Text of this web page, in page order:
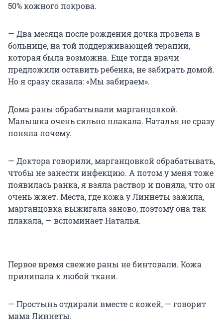
50% кожного покрова.
— Два месяца после рождения дочка провела в
больнице, на той поддерживающей терапии,
которая была возможна. Еще тогда врачи
предложили оставить ребенка, не забирать домой.
Но я сразу сказала: «Мы забираем».
Дома раны обрабатывали марганцовкой.
Малышка очень сильно плакала. Наталья не сразу
поняла почему.
— Доктора говорили, марганцовкой обрабатывать,
чтобы не занести инфекцию. А потом у меня тоже
появилась ранка, я взяла раствор и поняла, что он
очень жжет. Места, где кожа у Линнеты зажила,
марганцовка выжигала заново, поэтому она так
плакала, — вспоминает Наталья.
Первое время свежие раны не бинтовали. Кожа
прилипала к любой ткани.
— Простынь отдирали вместе с кожей, — говорит
мама Линнеты.